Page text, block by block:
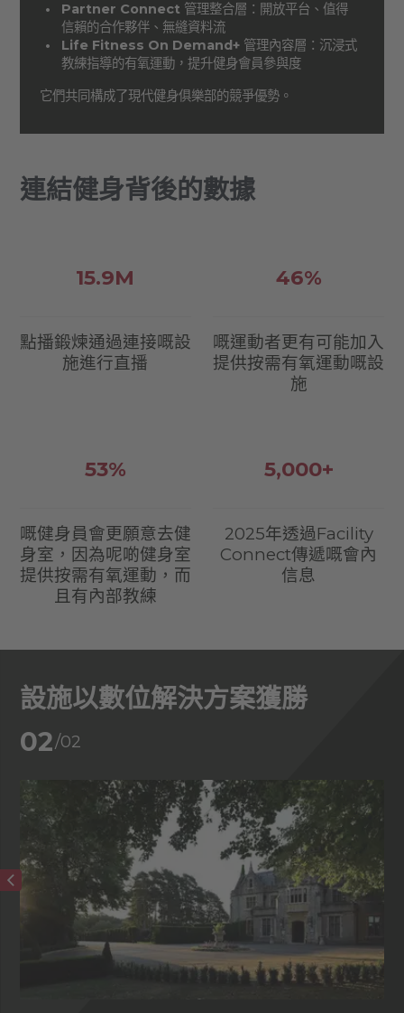
Partner Connect 管理整合層：開放平台、值得
信賴的合作夥伴、無縫資料流
Life Fitness On Demand+ 管理內容層：沉浸式
教練指導的有氧運動，提升健身會員參與度
它們共同構成了現代健身俱樂部的競爭優勢。
連結健身背後的數據
15.9M
點播鍛煉通過連接嘅設
施進行直播
46%
嘅運動者更有可能加入
提供按需有氧運動嘅設
施
53%
嘅健身員會更願意去健
身室，因為呢啲健身室
提供按需有氧運動，而
且有內部教練
5,000+
2025年透過Facility
Connect傳遞嘅會內
信息
設施以數位解決方案獲勝
02/02